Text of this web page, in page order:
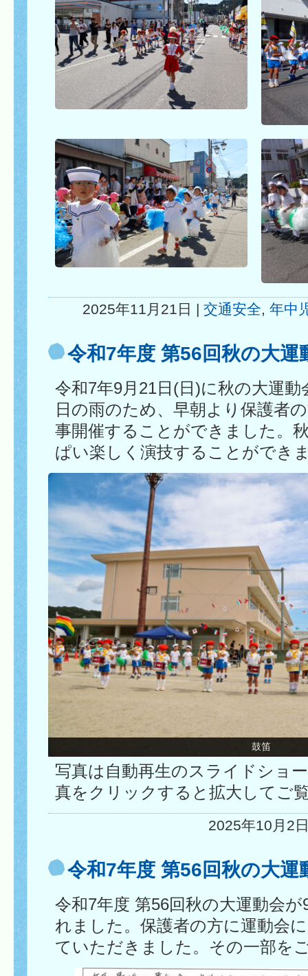
2025年11月21日 | 交通安全, 年中
令和7年度 第56回秋の大運
令和7年9月21日(日)に秋の大運
日の雨のため、早朝より保護者
事開催することができました。
ぱい楽しく演技することができ
玉入れ
写真は自動再生のスライドショ
真をクリックすると拡大してご
2025年10月2
令和7年度 第56回秋の大運
令和7年度 第56回秋の大運動会
れました。保護者の方に運動会
ていただきました。その一部を